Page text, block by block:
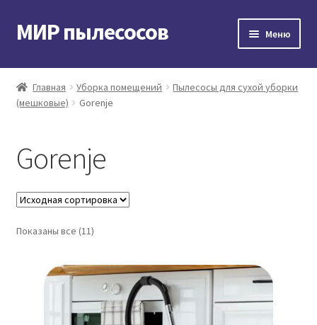
Перейти
к
Перейти
к
МИР пылесосов Меню
Главная
Мой аккаунт
Главная Уборка помещений
Пылесосы для сухой уборки
(мешковые)
Gorenje
Gorenje
Показаны все (11)